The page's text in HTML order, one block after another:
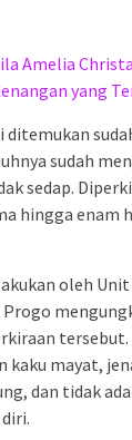
Amelia
yang
sudah
sedap.
hingga enam
oleh
Progo
tersebut.
kaku mayat,
dan tidak